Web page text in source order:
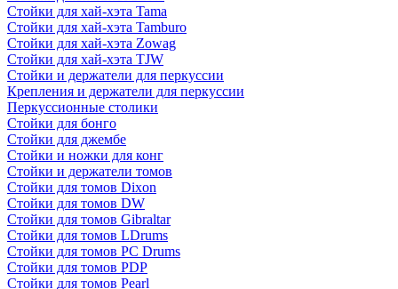
Стойки для хай-хэта Tama
Стойки для хай-хэта Tamburo
Стойки для хай-хэта Zowag
Стойки для хай-хэта TJW
Стойки и держатели для перкуссии
Крепления и держатели для перкуссии
Перкуссионные столики
Стойки для бонго
Стойки для джембе
Стойки и ножки для конг
Стойки и держатели томов
Стойки для томов Dixon
Стойки для томов DW
Стойки для томов Gibraltar
Стойки для томов LDrums
Стойки для томов PC Drums
Стойки для томов PDP
Стойки для томов Pearl